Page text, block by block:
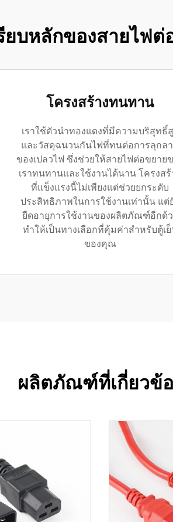
ยบหลักของสายไฟต่
โครงสร้างทนทาน
เราใช้ตัวนำทองแดงที่มีความบริสุทธิ์
และวัสดุฉนวนกันไฟที่ทนต่อการลุกล
ของเปลวไฟ ซึ่งช่วยให้สายไฟต่อขยาย
เราทนทานและใช้งานได้นาน โครงสร้
ที่แข็งแรงนี้ไม่เพียงแต่ช่วยยกระดับ
ประสิทธิภาพในการใช้งานเท่านั้น แต่
ยืดอายุการใช้งานของผลิตภัณฑ์อีกด้
ทำให้เป็นทางเลือกที่คุ้มค่าสำหรับตู้เ
ของคุณ
ผลิตภัณฑ์ที่เกี่ยวข้